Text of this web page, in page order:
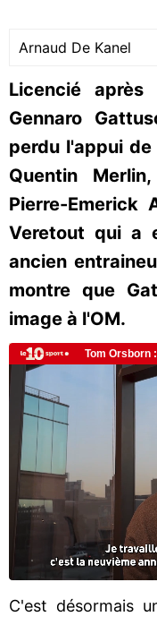
Arnaud De Kanel
Licencié après
Gennaro
perdu l'appui
Quentin
Pierre-Emerick
Veretout qui a
ancien
montre que
image à l'OM.
C'est désormais